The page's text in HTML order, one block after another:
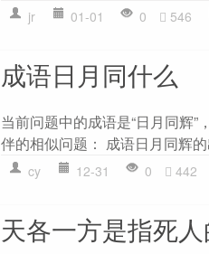
jr 01-01 0 546
成语日月同什么
当前问题中的成语是“日月同辉”
伴的相似问题： 成语日月同辉
cy 12-31 0 442
天各一方是指死